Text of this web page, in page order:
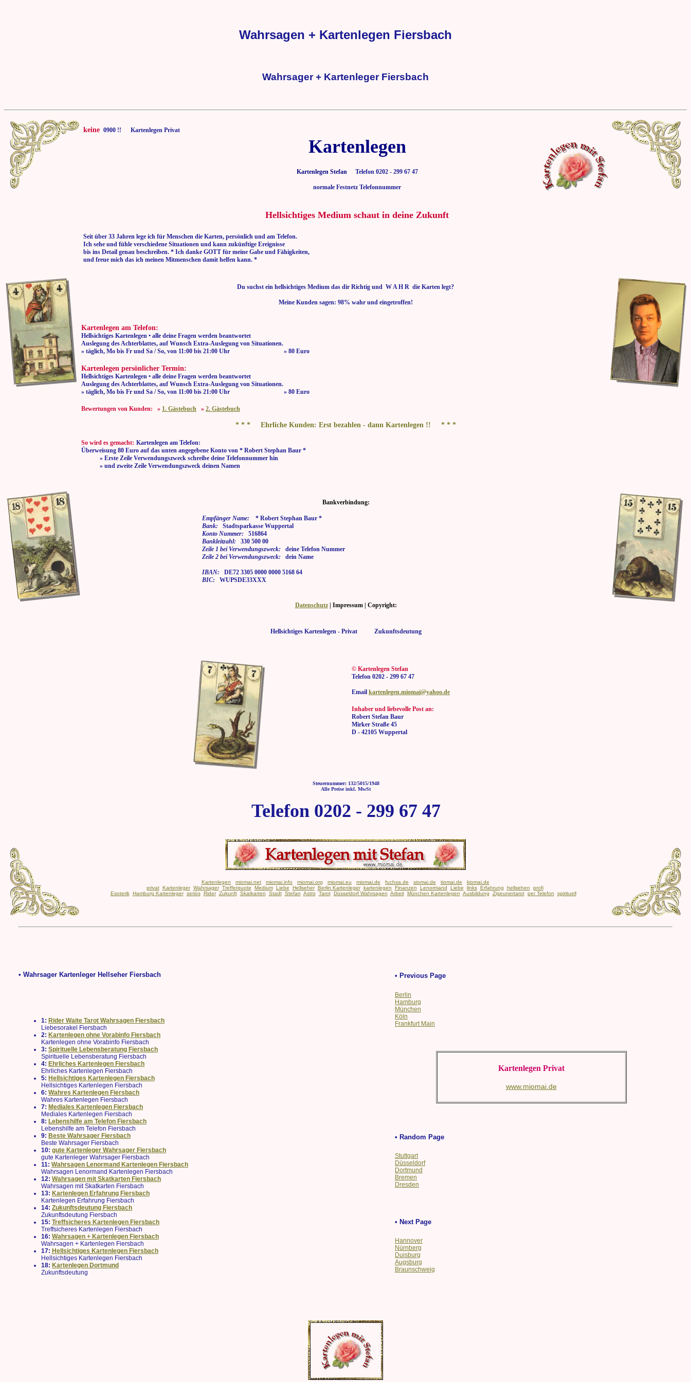
Wahrsagen + Kartenlegen Fiersbach
Wahrsager + Kartenleger Fiersbach
keine 0900 !! Kartenlegen Privat
Kartenlegen
Kartenlegen Stefan Telefon 0202 - 299 67 47
normale Festnetz Telefonnummer
Hellsichtiges Medium schaut in deine Zukunft
Seit über 33 Jahren lege ich für Menschen die Karten, persönlich und am Telefon.
Ich sehe und fühle verschiedene Situationen und kann zukünftige Ereignisse
bis ins Detail genau beschreiben. * Ich danke GOTT für meine Gabe und Fähigkeiten,
und freue mich das ich meinen Mitmenschen damit helfen kann. *
Du suchst ein hellsichtiges Medium das dir Richtig und W A H R die Karten legt?
Meine Kunden sagen: 98% wahr und eingetroffen!
Kartenlegen am Telefon:
Hellsichtiges Kartenlegen • alle deine Fragen werden beantwortet
Auslegung des Achterblattes, auf Wunsch Extra-Auslegung von Situationen.
» täglich, Mo bis Fr und Sa / So, von 11:00 bis 21:00 Uhr » 80 Euro
Kartenlegen persönlicher Termin:
Hellsichtiges Kartenlegen • alle deine Fragen werden beantwortet
Auslegung des Achterblattes, auf Wunsch Extra-Auslegung von Situationen.
» täglich, Mo bis Fr und Sa / So, von 11:00 bis 21:00 Uhr » 80 Euro
Bewertungen von Kunden: » 1. Gästebuch » 2. Gästebuch
* * * Ehrliche Kunden: Erst bezahlen - dann Kartenlegen !! * * *
So wird es gemacht: Kartenlegen am Telefon:
Überweisung 80 Euro auf das unten angegebene Konto von * Robert Stephan Baur *
» Erste Zeile Verwendungszweck schreibe deine Telefonnummer hin
» und zweite Zeile Verwendungszweck deinen Namen
Bankverbindung:
Empfänger Name: * Robert Stephan Baur *
Bank: Stadtsparkasse Wuppertal
Konto Nummer: 516864
Bankleitzahl: 330 500 00
Zeile 1 bei Verwendungszweck: deine Telefon Nummer
Zeile 2 bei Verwendungszweck: dein Name
IBAN: DE72 3305 0000 0000 5168 64
BIC: WUPSDE33XXX
Datenschutz| Impressum | Copyright:
Hellsichtiges Kartenlegen - Privat Zukunftsdeutung
© Kartenlegen Stefan
Telefon 0202 - 299 67 47
Email kartenlegen.miomai@yahoo.de
Inhaber und liebevolle Post an:
Robert Stefan Baur
Mirker Straße 45
D - 42105 Wuppertal
Steuernummer: 132/5015/1948
Alle Preise inkl. MwSt
Telefon 0202 - 299 67 47
Kartenlegen miomai.net miomai.info miomai.org miomai.eu miomai.de fuchsa.de siomai.de tiomai.de
kiomai.de
privat Kartenleger Wahrsager Trefferquote Medium Liebe Hellseher Berlin Kartenleger kartenlegen Finanzen Lenormand Liebe links Erfahrung hellsehen
profi
Esoterik Hamburg Kartenleger seriös Rider Zukunft Skatkarten Stadt Stefan Astro Tarot Düsseldorf Wahrsagen Arbeit München Kartenlegen Ausbildung Zigeunertarot per Telefon spirituell
• Wahrsager Kartenleger Hellseher Fiersbach
1: Rider Waite Tarot Wahrsagen Fiersbach
Liebesorakel Fiersbach
2: Kartenlegen ohne Vorabinfo Fiersbach
Kartenlegen ohne Vorabinfo Fiersbach
3: Spirituelle Lebensberatung Fiersbach
Spirituelle Lebensberatung Fiersbach
4: Ehrliches Kartenlegen Fiersbach
Ehrliches Kartenlegen Fiersbach
5: Hellsichtiges Kartenlegen Fiersbach
Hellsichtiges Kartenlegen Fiersbach
6: Wahres Kartenlegen Fiersbach
Wahres Kartenlegen Fiersbach
7: Mediales Kartenlegen Fiersbach
Mediales Kartenlegen Fiersbach
8: Lebenshilfe am Telefon Fiersbach
Lebenshilfe am Telefon Fiersbach
9: Beste Wahrsager Fiersbach
Beste Wahrsager Fiersbach
10: gute Kartenleger Wahrsager Fiersbach
gute Kartenleger Wahrsager Fiersbach
11: Wahrsagen Lenormand Kartenlegen Fiersbach
Wahrsagen Lenormand Kartenlegen Fiersbach
12: Wahrsagen mit Skatkarten Fiersbach
Wahrsagen mit Skatkarten Fiersbach
13: Kartenlegen Erfahrung Fiersbach
Kartenlegen Erfahrung Fiersbach
14: Zukunftsdeutung Fiersbach
Zukunftsdeutung Fiersbach
15: Treffsicheres Kartenlegen Fiersbach
Treffsicheres Kartenlegen Fiersbach
16: Wahrsagen + Kartenlegen Fiersbach
Wahrsagen + Kartenlegen Fiersbach
17: Hellsichtiges Kartenlegen Fiersbach
Hellsichtiges Kartenlegen Fiersbach
18: Kartenlegen Dortmund
Zukunftsdeutung
• Previous Page
Berlin
Hamburg
München
Köln
Frankfurt Main
Kartenlegen Privat
www.miomai.de
• Random Page
Stuttgart
Düsseldorf
Dortmund
Bremen
Dresden
• Next Page
Hannover
Nürnberg
Duisburg
Augsburg
Braunschweig